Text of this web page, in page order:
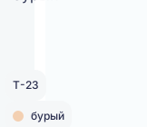
Т-23
бурый